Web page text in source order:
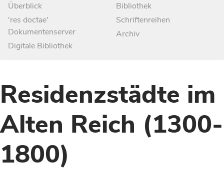
Überblick
'res doctae'
Dokumentenserver
Digitale Bibliothek
Bibliothek
Schriftenreihen
Archiv
Residenzstädte im
Alten Reich (1300-
1800)